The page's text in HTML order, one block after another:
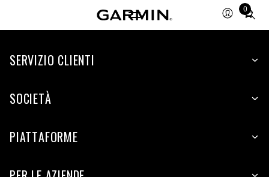
0
Total
items
cart:
SERVIZIO CLIENTI
SOCIETÀ
PIATTAFORME